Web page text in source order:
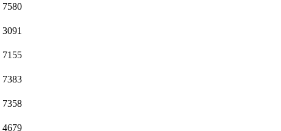
7580
3091
7155
7383
7358
4679